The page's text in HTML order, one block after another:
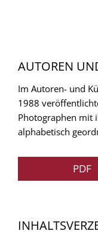
AUTOREN
Im Autoren- und
1988
Photographen mit
alphabetisch
PDF